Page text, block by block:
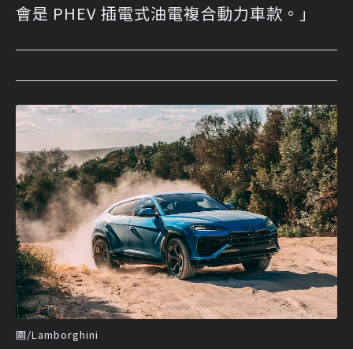
會是 PHEV 插電式油電複合動力車款。」
圖/Lamborghini